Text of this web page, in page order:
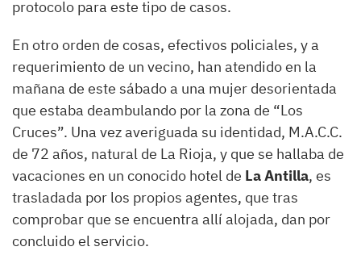
protocolo para este tipo de casos.
En otro orden de cosas, efectivos policiales, y a
requerimiento de un vecino, han atendido en la
mañana de este sábado a una mujer desorientada
que estaba deambulando por la zona de “Los
Cruces”. Una vez averiguada su identidad, M.A.C.C.
de 72 años, natural de La Rioja, y que se hallaba de
vacaciones en un conocido hotel de La Antilla, es
trasladada por los propios agentes, que tras
comprobar que se encuentra allí alojada, dan por
concluido el servicio.